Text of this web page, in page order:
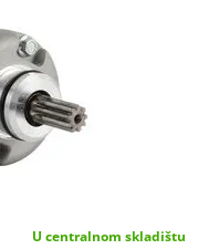
U centralnom skladištu